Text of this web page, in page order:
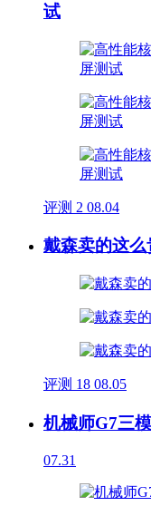
试
评测 2 08.04
戴森卖的这么
评测 18 08.05
机械师G7三
07.31